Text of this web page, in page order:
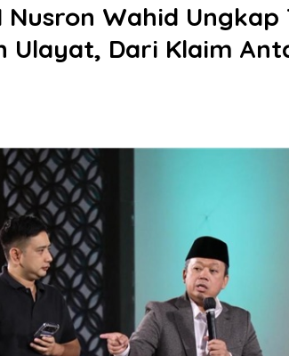
Nusron Wahid
Ulayat, Dari Klaim